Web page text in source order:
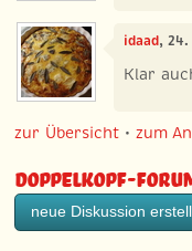
idaad,
Klar
zur Übersicht •zum
Doppelkopf-
neue Diskussion